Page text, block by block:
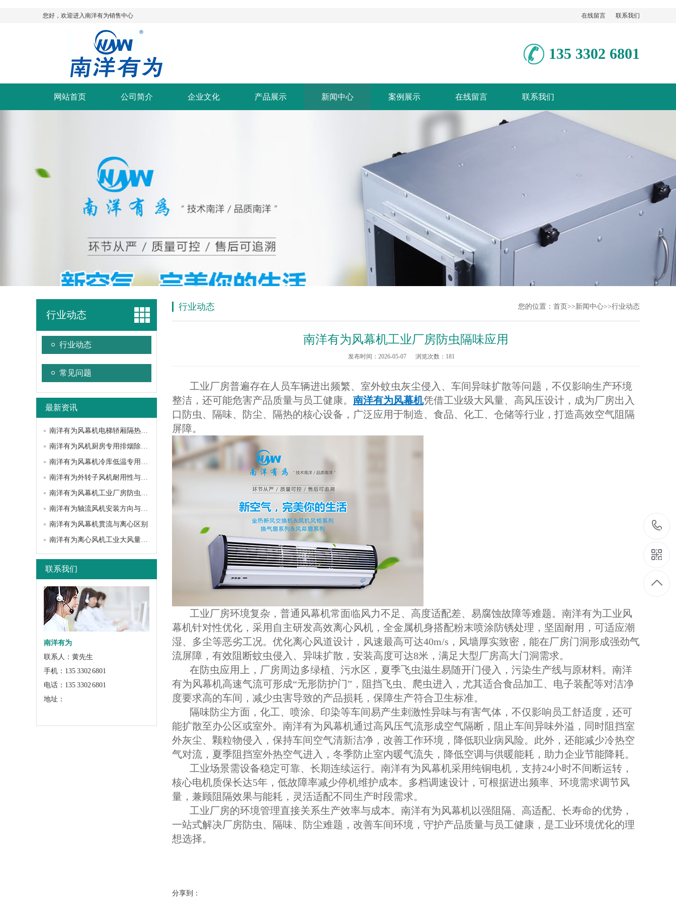
您好，欢迎进入南洋有为销售中心 在线留言 联系我们
135 3302 6801
网站首页 公司简介 企业文化 产品展示 新闻中心 案例展示 在线留言 联系我们
行业动态
行业动态
常见问题
最新资讯
南洋有为风幕机电梯轿厢隔热降噪方案
南洋有为风机厨房专用排烟除油性能
南洋有为风幕机冷库低温专用选型指南
南洋有为外转子风机耐用性与使用寿命深度解析
南洋有为风幕机工业厂房防虫隔味应用
南洋有为轴流风机安装方向与固定技巧
南洋有为风幕机贯流与离心区别
南洋有为离心风机工业大风量应用场景
联系我们
南洋有为
联系人：黄先生
手机：135 3302 6801
电话：135 3302 6801
地址：
行业动态 您的位置： 首页 >>新闻中心>>行业动态
南洋有为风幕机工业厂房防虫隔味应用
发布时间：2026-05-07 浏览次数： 181
工业厂房普遍存在人员车辆进出频繁、室外蚊虫灰尘侵入、车间异味扩散等问题，不仅影响生产环境
整洁，还可能危害产品质量与员工健康。 南洋有为风幕机凭借工业级大风量、高风压设计，成为厂房出入
口防虫、隔味、防尘、隔热的核心设备，广泛应用于制造、食品、化工、仓储等行业，打造高效空气阻隔
屏障。
工业厂房环境复杂，普通风幕机常面临风力不足、高度适配差、易腐蚀故障等难题。南洋有为工业风
幕机针对性优化，采用自主研发高效离心风机，全金属机身搭配粉末喷涂防锈处理，坚固耐用，可适应潮
湿、多尘等恶劣工况。优化离心风道设计，风速最高可达40m/s，风墙厚实致密，能在厂房门洞形成强劲气
流屏障，有效阻断蚊虫侵入、异味扩散，安装高度可达8米，满足大型厂房高大门洞需求。
在防虫应用上，厂房周边多绿植、污水区，夏季飞虫滋生易随开门侵入，污染生产线与原材料。南洋
有为风幕机高速气流可形成“无形防护门”，阻挡飞虫、爬虫进入，尤其适合食品加工、电子装配等对洁净
度要求高的车间，减少虫害导致的产品损耗，保障生产符合卫生标准。
隔味防尘方面，化工、喷涂、印染等车间易产生刺激性异味与有害气体，不仅影响员工舒适度，还可
能扩散至办公区或室外。南洋有为风幕机通过高风压气流形成空气隔断，阻止车间异味外溢，同时阻挡室
外灰尘、颗粒物侵入，保持车间空气清新洁净，改善工作环境，降低职业病风险。此外，还能减少冷热空
气对流，夏季阻挡室外热空气进入，冬季防止室内暖气流失，降低空调与供暖能耗，助力企业节能降耗。
工业场景需设备稳定可靠、长期连续运行。南洋有为风幕机采用纯铜电机，支持24小时不间断运转，
核心电机质保长达5年，低故障率减少停机维护成本。多档调速设计，可根据进出频率、环境需求调节风
量，兼顾阻隔效果与能耗，灵活适配不同生产时段需求。
工业厂房的环境管理直接关系生产效率与成本。南洋有为风幕机以强阻隔、高适配、长寿命的优势，
一站式解决厂房防虫、隔味、防尘难题，改善车间环境，守护产品质量与员工健康，是工业环境优化的理
想选择。
分享到：